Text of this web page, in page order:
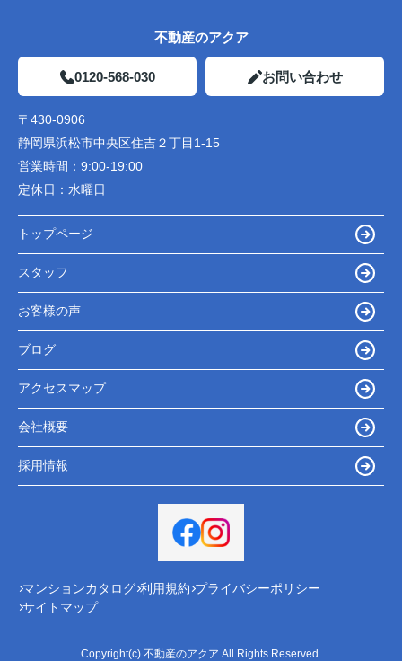
不動産のアクア
0120-568-030 お問い合わせ
〒430-0906
静岡県浜松市中央区住吉２丁目1-15
営業時間： 9:00-19:00
定休日： 水曜日
トップページ
スタッフ
お客様の声
ブログ
アクセスマップ
会社概要
採用情報
マンションカタログ 利用規約 プライバシーポリシー
サイトマップ
Copyright(c) 不動産のアクア All Rights Reserved.